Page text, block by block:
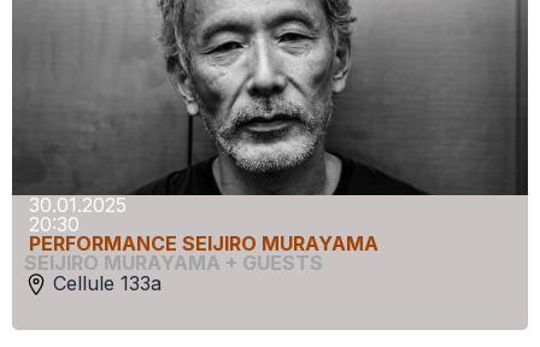
30.01.2025
20:30
PERFORMANCE SEIJIRO MURAYAMA
SEIJIRO MURAYAMA + GUESTS
Cellule 133a